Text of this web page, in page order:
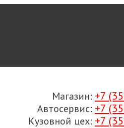
Магазин: +7
Автосервис: +7
Кузовной цех: +7